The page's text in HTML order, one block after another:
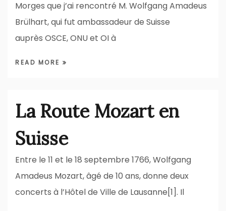
Morges que j’ai rencontré M. Wolfgang Amadeus
Brülhart, qui fut ambassadeur de Suisse
auprès OSCE, ONU et OI à
READ MORE
La Route Mozart en
Suisse
Entre le 11 et le 18 septembre 1766, Wolfgang
Amadeus Mozart, âgé de 10 ans, donne deux
concerts à l’Hôtel de Ville de Lausanne[1]. Il